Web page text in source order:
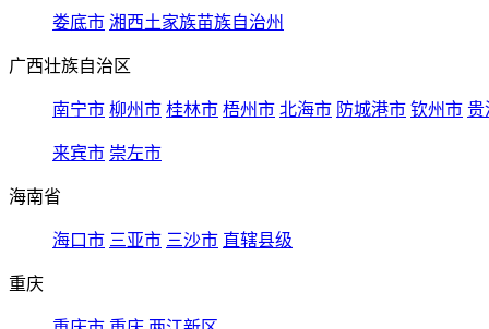
娄底市 湘西土家族苗族自治州
广西壮族自治区
南宁市 柳州市 桂林市 梧州市 北海市 防城港市 钦州市 贵
来宾市 崇左市
海南省
海口市 三亚市 三沙市 直辖县级
重庆